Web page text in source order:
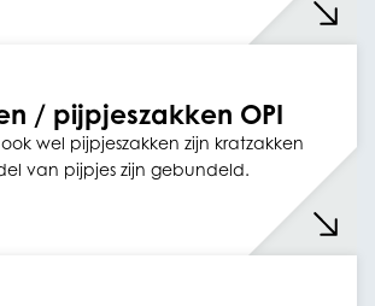
/ pijpjeszakken OPI
wel pijpjeszakken zijn kratzakken
van pijpjes zijn gebundeld.